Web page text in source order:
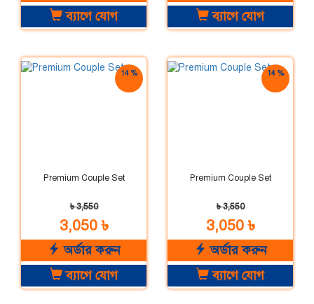
ব্যাগে যোগ
ব্যাগে যোগ
14 %
Premium Couple Set
৳ 3,550
3,050 ৳
অর্ডার করুন
ব্যাগে যোগ
14 %
Premium Couple Set
৳ 3,550
3,050 ৳
অর্ডার করুন
ব্যাগে যোগ